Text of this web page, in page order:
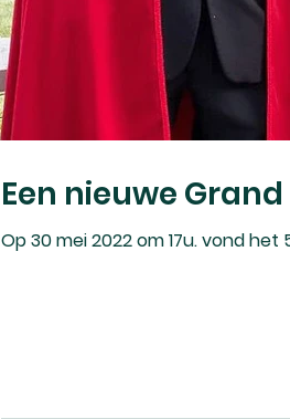
Een nieuwe
Op 30 mei 2022 om 17u. vond